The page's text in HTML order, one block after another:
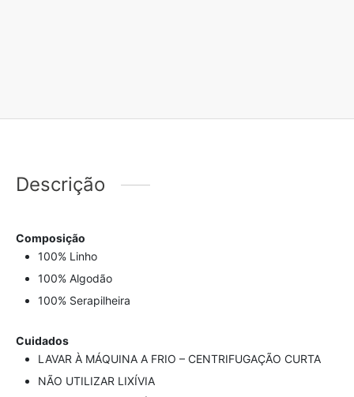
Descrição
Composição
100% Linho
100% Algodão
100% Serapilheira
Cuidados
LAVAR À MÁQUINA A FRIO – CENTRIFUGAÇÃO CURTA
NÃO UTILIZAR LIXÍVIA